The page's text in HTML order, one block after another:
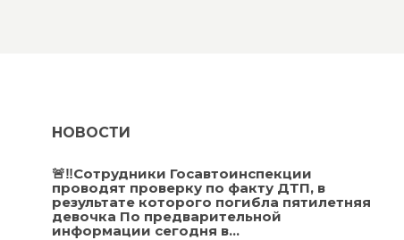
НОВОСТИ
🚨‼️Сотрудники Госавтоинспекции
проводят проверку по факту ДТП, в
результате которого погибла пятилетняя
девочка По предварительной
информации сегодня в...